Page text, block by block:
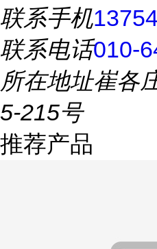
联系手机
联系电话010-
所在地址崔各
5-215号
推荐产品